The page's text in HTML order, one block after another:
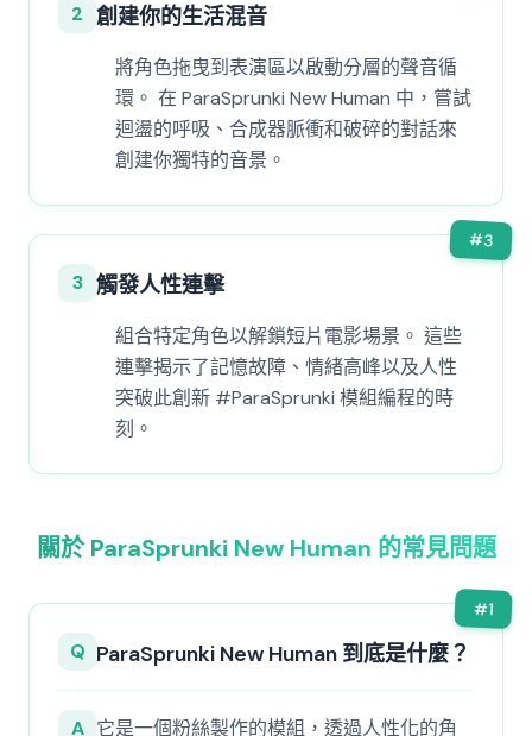
2 創建你的生活混音
將角色拖曳到表演區以啟動分層的聲音循
環。 在 ParaSprunki New Human 中，嘗試
迴盪的呼吸、合成器脈衝和破碎的對話來
創建你獨特的音景。
#3
3 觸發人性連擊
組合特定角色以解鎖短片電影場景。 這些
連擊揭示了記憶故障、情緒高峰以及人性
突破此創新 #ParaSprunki 模組編程的時
刻。
關於 ParaSprunki New Human 的常見問題
#1
Q ParaSprunki New Human 到底是什麼？
A 它是一個粉絲製作的模組，透過人性化的角